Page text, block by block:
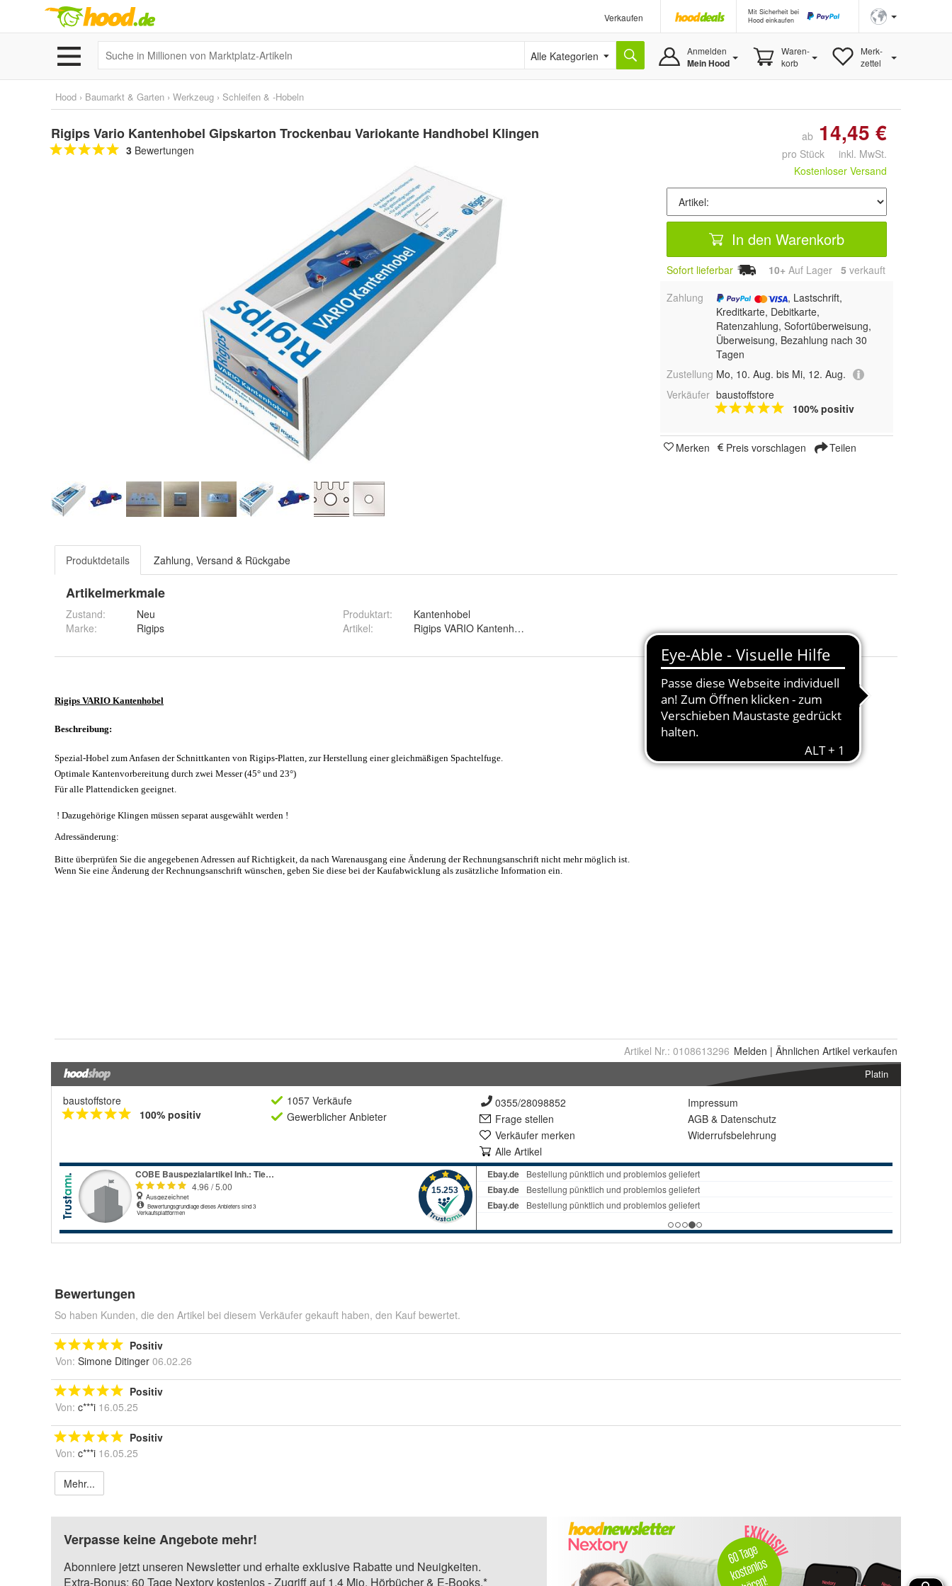
Verkaufen
Mit Sicherheit bei
Hood einkaufen
Alle Kategorien Anmelden
Mein Hood
Waren-
korb
Merk-
zettel
Hood › Baumarkt & Garten › Werkzeug › Schleifen & -Hobeln
Rigips Vario Kantenhobel Gipskarton Trockenbau Variokante Handhobel Klingen
3 Bewertungen
ab 14,45 €
pro Stück inkl. MwSt.
Kostenloser Versand
In den Warenkorb
Sofort lieferbar 10+ Auf Lager 5 verkauft
Zahlung
, Lastschrift,
Kreditkarte, Debitkarte,
Ratenzahlung, Sofortüberweisung,
Überweisung, Bezahlung nach 30
Tagen
Zustellung Mo, 10. Aug. bis Mi, 12. Aug.
Verkäufer baustoffstore
100% positiv
Merken Preis vorschlagen Teilen
Produktdetails Zahlung, Versand & Rückgabe
Artikelmerkmale
Zustand:
Neu
Marke:
Rigips
Produktart:
Kantenhobel
Artikel: Rigips VARIO Kantenhobel, Martor Trapezklinge 610 (10Stk) und Martor Schaberklinge 95.50 (10 Stk)
Artikel Nr.: 0108613296 Melden | Ähnlichen Artikel verkaufen
Platin
baustoffstore
100% positiv
1057 Verkäufe
Gewerblicher Anbieter
0355/28098852
Frage stellen
Verkäufer merken
Alle Artikel
Impressum
AGB & Datenschutz
Widerrufsbelehrung
Bewertungen
So haben Kunden, die den Artikel bei diesem Verkäufer gekauft haben, den Kauf bewertet.
Positiv
Von: Simone Ditinger 06.02.26
Positiv
Von: c***i 16.05.25
Positiv
Von: c***i 16.05.25
Mehr...
Verpasse keine Angebote mehr!
Abonniere jetzt unseren Newsletter und erhalte exklusive Rabatte und Neuigkeiten.
Extra-Bonus: 60 Tage Nextory kostenlos - Zugriff auf 1,4 Mio. Hörbücher & E-Books.*